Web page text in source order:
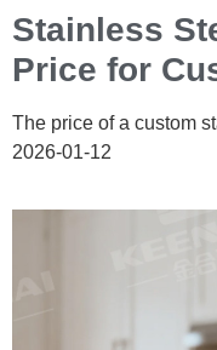
Stainless
Price for
The price of a custom
2026-01-12